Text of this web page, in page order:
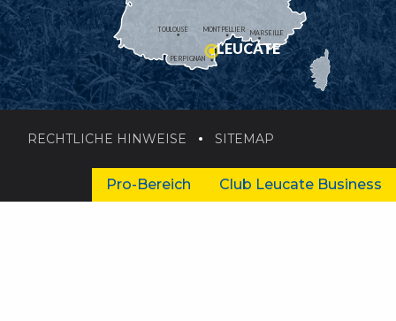
MONTPELLIER
PERPIGNAN
MARSEILLE
TOULOUSE
LEUCATE
RECHTLICHE HINWEISE SITEMAP
Pro-Bereich Club Leucate Business